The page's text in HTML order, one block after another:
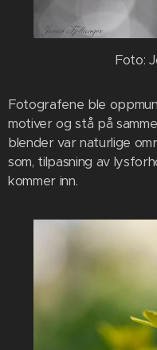
Foto:
Fotografene ble
motiver og stå på
blender var naturlige
som, tilpasning av
kommer inn.